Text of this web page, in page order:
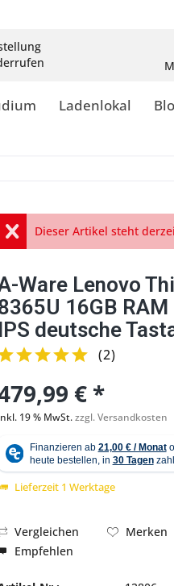
Ladenlokal
ähnlich
Dieser Artikel steht
Ware Lenovo
16GB
IPS deutsche
(2)
€ *
19 % MwSt.zzgl. Versandkosten
Lieferzeit 1 Werktage
Vergleichen Merken
Empfehlen